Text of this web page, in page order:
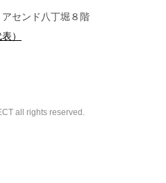
センド八丁堀８階
）
all rights reserved.